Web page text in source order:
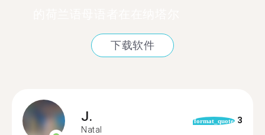
下载软件
J.
Natal
format_quote 3